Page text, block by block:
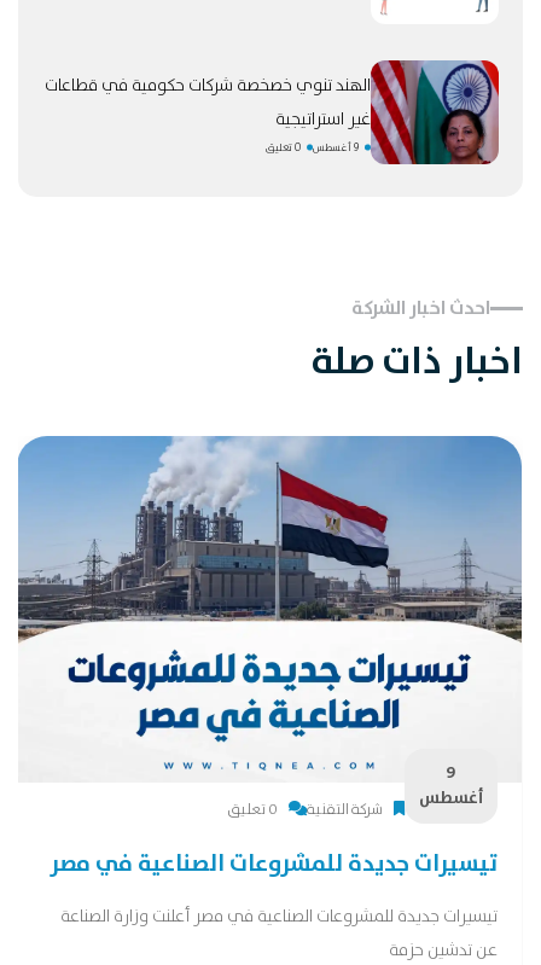
الهند تنوي خصخصة شركات حكومية في قطاعات
غير استراتيجية
9 أغسطس 0 تعليق
احدث اخبار الشركة
اخبار ذات صلة
9
أغسطس
شركة التقنية 0 تعليق
تيسيرات جديدة للمشروعات الصناعية في مصر
تيسيرات جديدة للمشروعات الصناعية في مصر أعلنت وزارة الصناعة
عن تدشين حزمة